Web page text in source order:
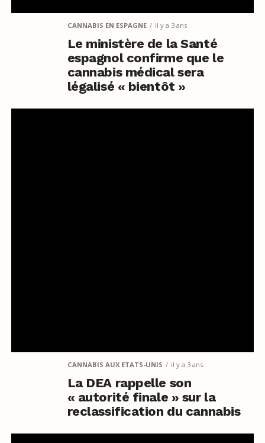
CANNABIS EN ESPAGNE il y a 3 ans
Le ministère de la Santé
espagnol confirme que le
cannabis médical sera
légalisé « bientôt »
CANNABIS AUX ETATS-UNIS il y a 3 ans
La DEA rappelle son
« autorité finale » sur la
reclassification du cannabis